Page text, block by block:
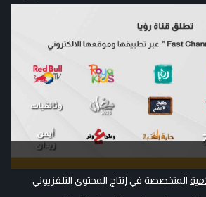
المتخصصة في إنتاج المحتوى التلفزيوني